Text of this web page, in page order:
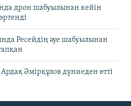
дрон шабуылынан кейін
Ресейдің әуе шабуылынан
Әмірқұлов дүниеден өтті